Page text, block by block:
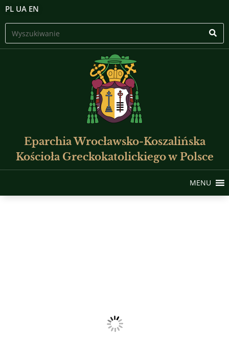
PL UA EN
Eparchia Wrocławsko-Koszalińska
Kościoła Greckokatolickiego w Polsce
MENU